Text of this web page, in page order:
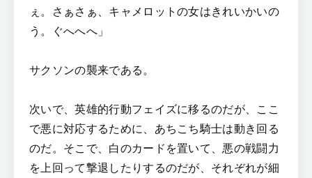
ぇ。さぁさぁ、キャメロットの女はきれいかいの
う。ぐへへへ」
サクソンの襲来である。
次いで、英雄的行動フェイズに移るのだが、ここ
で悪に対応するために、あちこち騎士は動き回る
のだ。そこで、白のカードを置いて、悪の戦闘力
を上回って撃退したりするのだが、それぞれが細